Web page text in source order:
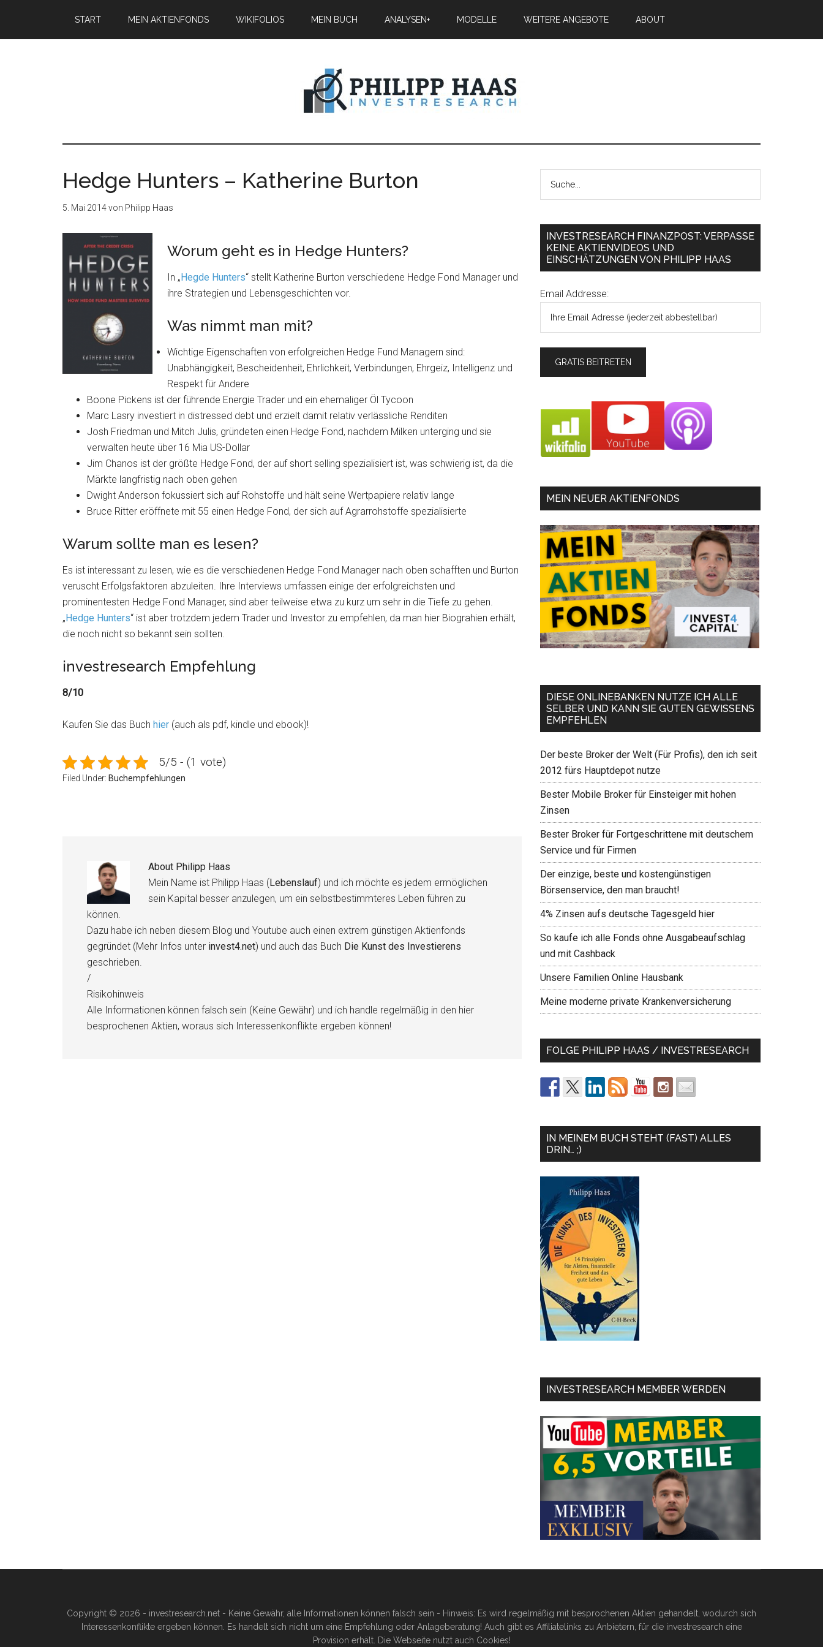
START MEIN AKTIENFONDS WIKIFOLIOS MEIN BUCH ANALYSEN+ MODELLE WEITERE ANGEBOTE ABOUT
Hedge Hunters – Katherine Burton
5. Mai 2014von Philipp Haas
Worum geht es in Hedge Hunters?
In „Hegde Hunters“ stellt Katherine Burton verschiedene Hedge Fond Manager und
ihre Strategien und Lebensgeschichten vor.
Was nimmt man mit?
Wichtige Eigenschaften von erfolgreichen Hedge Fund Managern sind:
Unabhängigkeit, Bescheidenheit, Ehrlichkeit, Verbindungen, Ehrgeiz, Intelligenz und
Respekt für Andere
Boone Pickens ist der führende Energie Trader und ein ehemaliger Öl Tycoon
Marc Lasry investiert in distressed debt und erzielt damit relativ verlässliche Renditen
Josh Friedman und Mitch Julis, gründeten einen Hedge Fond, nachdem Milken unterging und sie
verwalten heute über 16 Mia US-Dollar
Jim Chanos ist der größte Hedge Fond, der auf short selling spezialisiert ist, was schwierig ist, da die
Märkte langfristig nach oben gehen
Dwight Anderson fokussiert sich auf Rohstoffe und hält seine Wertpapiere relativ lange
Bruce Ritter eröffnete mit 55 einen Hedge Fond, der sich auf Agrarrohstoffe spezialisierte
Warum sollte man es lesen?
Es ist interessant zu lesen, wie es die verschiedenen Hedge Fond Manager nach oben schafften und Burton
veruscht Erfolgsfaktoren abzuleiten. Ihre Interviews umfassen einige der erfolgreichsten und
prominentesten Hedge Fond Manager, sind aber teilweise etwa zu kurz um sehr in die Tiefe zu gehen.
„Hedge Hunters“ ist aber trotzdem jedem Trader und Investor zu empfehlen, da man hier Biograhien erhält,
die noch nicht so bekannt sein sollten.
investresearch Empfehlung
8/10
Kaufen Sie das Buch hier (auch als pdf, kindle und ebook)!
5/5 - (1 vote)
Filed Under: Buchempfehlungen
About Philipp Haas
Mein Name ist Philipp Haas (Lebenslauf) und ich möchte es jedem ermöglichen
sein Kapital besser anzulegen, um ein selbstbestimmteres Leben führen zu
können.
Dazu habe ich neben diesem Blog und Youtube auch einen extrem günstigen Aktienfonds
gegründet (Mehr Infos unter invest4.net) und auch das Buch Die Kunst des Investierens
geschrieben.
/
Risikohinweis
Alle Informationen können falsch sein (Keine Gewähr) und ich handle regelmäßig in den hier
besprochenen Aktien, woraus sich Interessenkonflikte ergeben können!
INVESTRESEARCH FINANZPOST: VERPASSE
KEINE AKTIENVIDEOS UND
EINSCHÄTZUNGEN VON PHILIPP HAAS
Email Addresse:
MEIN NEUER AKTIENFONDS
DIESE ONLINEBANKEN NUTZE ICH ALLE
SELBER UND KANN SIE GUTEN GEWISSENS
EMPFEHLEN
Der beste Broker der Welt (Für Profis), den ich seit
2012 fürs Hauptdepot nutze
Bester Mobile Broker für Einsteiger mit hohen
Zinsen
Bester Broker für Fortgeschrittene mit deutschem
Service und für Firmen
Der einzige, beste und kostengünstigen
Börsenservice, den man braucht!
4% Zinsen aufs deutsche Tagesgeld hier
So kaufe ich alle Fonds ohne Ausgabeaufschlag
und mit Cashback
Unsere Familien Online Hausbank
Meine moderne private Krankenversicherung
FOLGE PHILIPP HAAS / INVESTRESEARCH
IN MEINEM BUCH STEHT (FAST) ALLES
DRIN… ;)
INVESTRESEARCH MEMBER WERDEN
Copyright © 2026 - investresearch.net - Keine Gewähr, alle Informationen können falsch sein - Hinweis: Es wird regelmäßig mit besprochenen Aktien gehandelt, wodurch sich
Interessenkonflikte ergeben können. Es handelt sich nicht um eine Empfehlung oder Anlageberatung! Auch gibt es Affiliatelinks zu Anbietern, für die investresearch eine
Provision erhält. Die Webseite nutzt auch Cookies!